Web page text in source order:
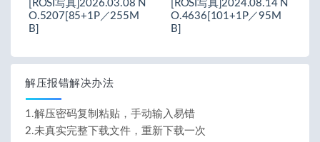
[ROSI写真]2026.03.08 N
O.5207[85+1P／255M
B]
[ROSI写真]2024.08.14 N
O.4636[101+1P／95M
B]
解压报错解决办法
1.解压密码复制粘贴，手动输入易错
2.未真实完整下载文件，重新下载一次